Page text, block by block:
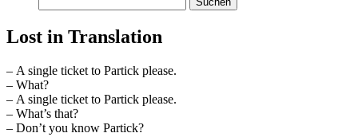
nach:
Lost in Translation
– A single ticket to Partick please.
– What?
– A single ticket to Partick please.
– What’s that?
– Don’t you know Partick?